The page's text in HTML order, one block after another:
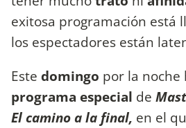
exitosa programación está
los espectadores están
Este domingo por la noche
programa especial de
El camino a la final, en el